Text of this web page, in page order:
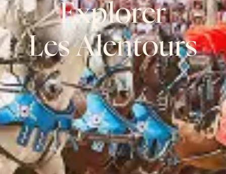
Explorer
Les Alentours